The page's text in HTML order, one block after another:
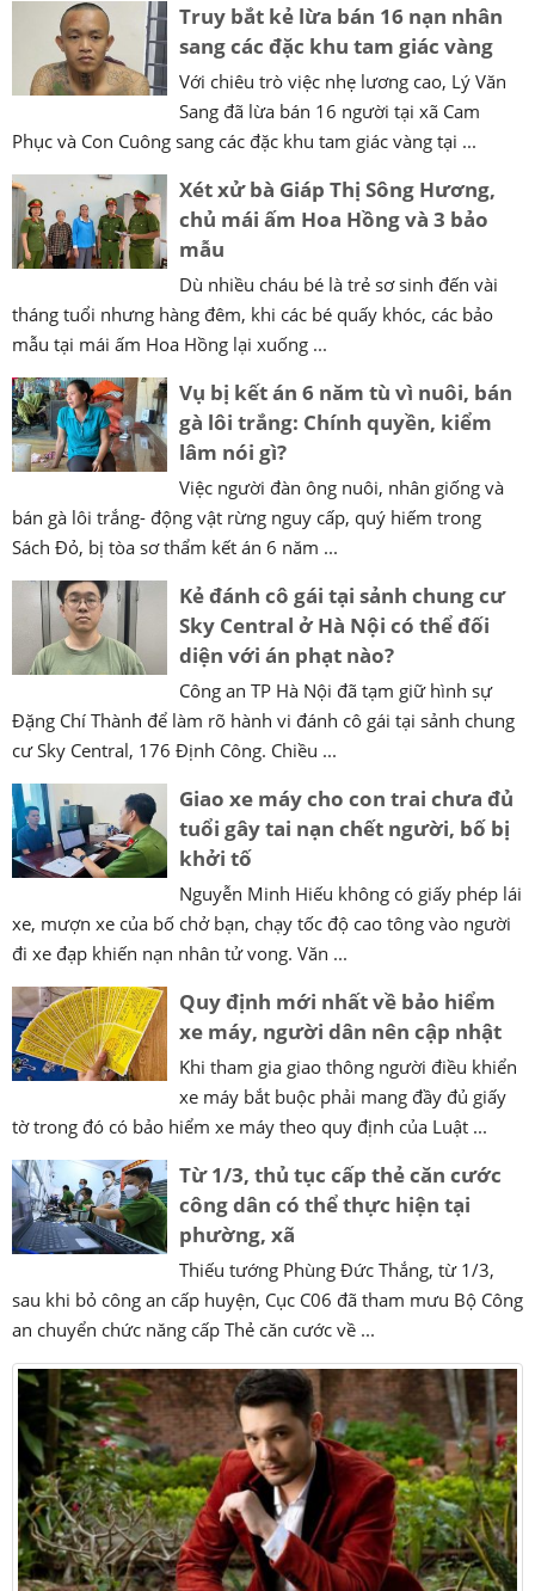
Truy bắt kẻ lừa bán 16 nạn nhân
sang các đặc khu tam giác vàng
Với chiêu trò việc nhẹ lương cao, Lý Văn
Sang đã lừa bán 16 người tại xã Cam
Phục và Con Cuông sang các đặc khu tam giác vàng tại ...
Xét xử bà Giáp Thị Sông Hương,
chủ mái ấm Hoa Hồng và 3 bảo
mẫu
Dù nhiều cháu bé là trẻ sơ sinh đến vài
tháng tuổi nhưng hàng đêm, khi các bé quấy khóc, các bảo
mẫu tại mái ấm Hoa Hồng lại xuống ...
Vụ bị kết án 6 năm tù vì nuôi, bán
gà lôi trắng: Chính quyền, kiểm
lâm nói gì?
Việc người đàn ông nuôi, nhân giống và
bán gà lôi trắng- động vật rừng nguy cấp, quý hiếm trong
Sách Đỏ, bị tòa sơ thẩm kết án 6 năm ...
Kẻ đánh cô gái tại sảnh chung cư
Sky Central ở Hà Nội có thể đối
diện với án phạt nào?
Công an TP Hà Nội đã tạm giữ hình sự
Đặng Chí Thành để làm rõ hành vi đánh cô gái tại sảnh chung
cư Sky Central, 176 Định Công. Chiều ...
Giao xe máy cho con trai chưa đủ
tuổi gây tai nạn chết người, bố bị
khởi tố
Nguyễn Minh Hiếu không có giấy phép lái
xe, mượn xe của bố chở bạn, chạy tốc độ cao tông vào người
đi xe đạp khiến nạn nhân tử vong. Văn ...
Quy định mới nhất về bảo hiểm
xe máy, người dân nên cập nhật
Khi tham gia giao thông người điều khiển
xe máy bắt buộc phải mang đầy đủ giấy
tờ trong đó có bảo hiểm xe máy theo quy định của Luật ...
Từ 1/3, thủ tục cấp thẻ căn cước
công dân có thể thực hiện tại
phường, xã
Thiếu tướng Phùng Đức Thắng, từ 1/3,
sau khi bỏ công an cấp huyện, Cục C06 đã tham mưu Bộ Công
an chuyển chức năng cấp Thẻ căn cước về ...